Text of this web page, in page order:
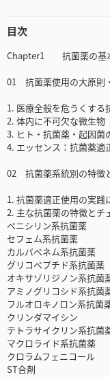
目次
Chapter1 抗菌薬の基
01 抗菌薬使用の大原則
1. 医療全般を危うくする
2. 体内に不可欠な微生物
3. ヒト・抗菌薬・起因菌
4. エッセンス：抗菌薬適
02 抗菌薬系統別の特徴
1. 抗菌薬適正使用の実践
2. 主な抗菌薬の特徴とチ
ペニシリン系抗菌薬
セフェム系抗菌薬
カルバペネム系抗菌薬
グリコペプチド系抗菌薬
オキサゾリジノン系抗菌
アミノグリコシド系抗菌
フルオロキノロン系抗菌
クリンダマイシン
テトラサイクリン系抗菌
マクロライド系抗菌薬
クロラムフェニコール
ST合剤